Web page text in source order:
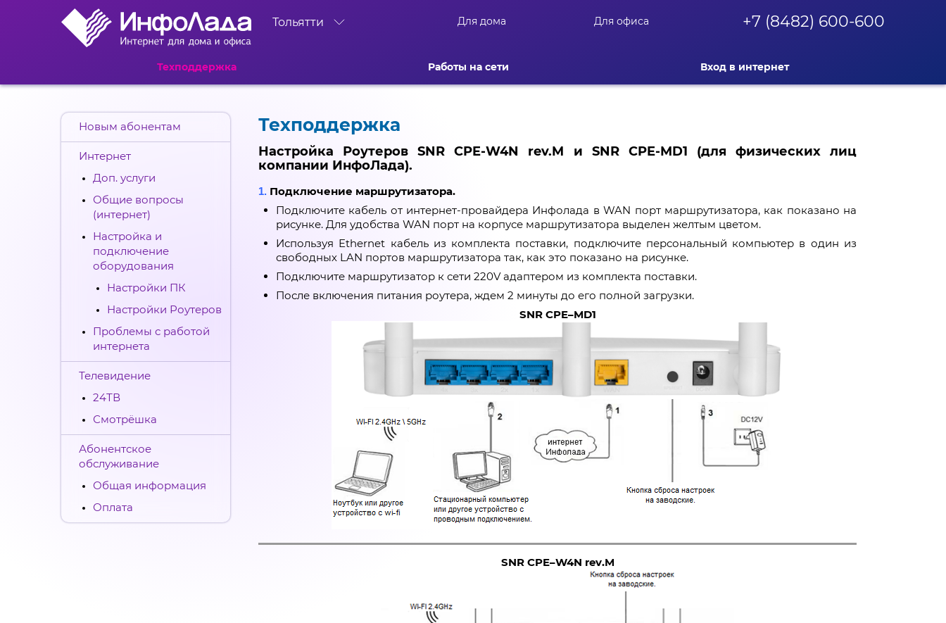
Тольятти Для дома Для офиса +7 (8482) 600-600
Техподдержка Работы на сети Вход в интернет
Новым абонентам
Интернет
Доп. услуги
Общие вопросы
(интернет)
Настройка и
подключение
оборудования
Настройки ПК
Настройки Роутеров
Проблемы с работой
интернета
Телевидение
24ТВ
Смотрёшка
Абонентское
обслуживание
Общая информация
Оплата
Техподдержка
Настройка Роутеров SNR CPE-W4N rev.M и SNR CPE-MD1 (для физических лиц
компании ИнфоЛада).
1. Подключение маршрутизатора.
Подключите кабель от интернет-провайдера Инфолада в WAN порт маршрутизатора, как показано на
рисунке. Для удобства WAN порт на корпусе маршрутизатора выделен желтым цветом.
Используя Ethernet кабель из комплекта поставки, подключите персональный компьютер в один из
свободных LAN портов маршрутизатора так, как это показано на рисунке.
Подключите маршрутизатор к сети 220V адаптером из комплекта поставки.
После включения питания роутера, ждем 2 минуты до его полной загрузки.
SNR CPE–MD1
SNR CPE–W4N rev.M